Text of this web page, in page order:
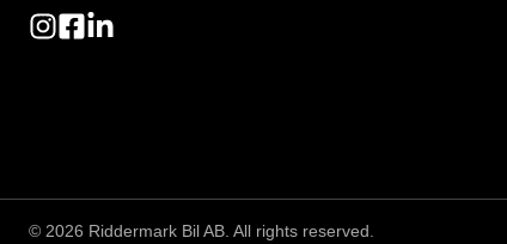
© 2026 Riddermark Bil AB. All rights reserved.